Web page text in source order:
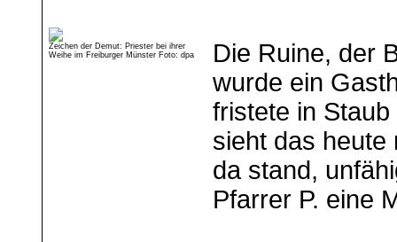
Zeichen der Demut: Priester bei ihrer
Weihe im Freiburger Münster Foto: dpa
Die Ruine, der
wurde ein
fristete in
sieht das heute
da stand,
Pfarrer P. eine